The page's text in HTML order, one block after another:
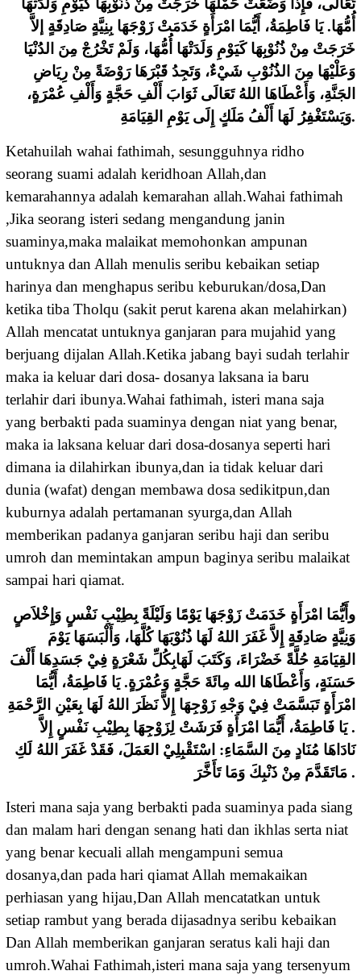
ﺗَﻌَﺎﻟَﻰ، ﻓَﺈِﺫَﺍ ﻭَﺿَﻌَﺖْ ﺣَﻤْﻠَﻬَﺎ ﺧَﺮَﺟَﺖْ ﻣِﻦْ ﺫُﻧُﻮْﺑِﻬَﺎ ﻛَﻴَﻮْﻡِ ﻭَﻟَﺪَﺗْﻬَﺎ
ﺃُﻣُّﻬَﺎ. ﻳَﺎ ﻓَﺎﻃِﻤَﺔُ، ﺃَﻳُّﻤَﺎ ﺍﻣْﺮَﺃَﺓٍ ﺧَﺪَﻣَﺖْ ﺯَﻭْﺟَﻬَﺎ ﺑِﻨِﻴَّﺔٍ ﺻَﺎﺩِﻗَﺔٍ ﺇﻻَّ
ﺧَﺮَﺟَﺖْ ﻣِﻦْ ﺫُﻧُﻮْﺑِﻬَﺎ ﻛَﻴَﻮْﻡِ ﻭَﻟَﺪَﺗْﻬَﺎ ﺃُﻣُّﻬَﺎ، ﻭَﻟَﻢْ ﺗَﺨْﺮُﺝْ ﻣِﻦَ ﺍﻟﺪُﻧْﻴَﺎ
ﻭَﻋَﻠْﻴْﻬَﺎ ﻣِﻦَ ﺍﻟﺬُﻧُﻮْﺏِ ﺷَﻲْﺀٌ، ﻭَﺗَﺠِﺪُ ﻗَﺒْﺮَﻫَﺎ ﺭَﻭْﺿَﺔً ﻣِﻦْ ﺭِﻳَﺎﺽِ
ﺍﻟﺠَﻨَّﺔِ، ﻭَﺃَﻋْﻄَﺎﻫَﺎ ﺍﻟﻠﻪُ ﺗَﻌَﺎﻟَﻰ ﺛَﻮَﺍﺏَ ﺃَﻟْﻒِ ﺣَﺠَّﺔٍ ﻭَﺃَﻟْﻒِ ﻋُﻤْﺮَﺓٍ،
ﻭَﻳَﺴْﺘَﻐْﻔِﺮُ ﻟَﻬَﺎ ﺃَﻟْﻒُ ﻣَﻠَﻚٍ ﺇِﻟَﻰ ﻳَﻮْﻡِ ﺍﻟﻘِﻴَﺎﻣَﺔِ.
Ketahuilah wahai fathimah, sesungguhnya ridho
seorang suami adalah keridhoan Allah,dan
kemarahannya adalah kemarahan allah.Wahai fathimah
,Jika seorang isteri sedang mengandung janin
suaminya,maka malaikat memohonkan ampunan
untuknya dan Allah menulis seribu kebaikan setiap
harinya dan menghapus seribu keburukan/dosa,Dan
ketika tiba Tholqu (sakit perut karena akan melahirkan)
Allah mencatat untuknya ganjaran para mujahid yang
berjuang dijalan Allah.Ketika jabang bayi sudah terlahir
maka ia keluar dari dosa- dosanya laksana ia baru
terlahir dari ibunya.Wahai fathimah, isteri mana saja
yang berbakti pada suaminya dengan niat yang benar,
maka ia laksana keluar dari dosa-dosanya seperti hari
dimana ia dilahirkan ibunya,dan ia tidak keluar dari
dunia (wafat) dengan membawa dosa sedikitpun,dan
kuburnya adalah pertamanan syurga,dan Allah
memberikan padanya ganjaran seribu haji dan seribu
umroh dan memintakan ampun baginya seribu malaikat
sampai hari qiamat.
ﻭﺃَﻳُّﻤَﺎ ﺍﻣْﺮَﺃَﺓٍ ﺧَﺪَﻣَﺖْ ﺯَﻭْﺟَﻬَﺎ ﻳَﻮْﻣًﺎ ﻭَﻟَﻴْﻠَﺔً ﺑِﻄِﻴْﺐِ ﻧَﻔْﺲٍ ﻭَﺇِﺧْﻼَﺹٍ
ﻭَﻧِﻴَّﺔٍ ﺻَﺎﺩِﻗَﺔٍ ﺇِﻻَّ ﻏَﻔَﺮَ ﺍﻟﻠﻪُ ﻟَﻬَﺎ ﺫُﻧُﻮْﺑَﻬَﺎ ﻛُﻠَّﻬَﺎ، ﻭَﺃَﻟْﺒَﺴَﻬَﺎ ﻳَﻮْﻡَ
ﺍﻟﻘِﻴَﺎﻣَﺔِ ﺣُﻠَّﺔً ﺧَﻀْﺮَﺍﺀَ، ﻭَﻛَﺘَﺐَ ﻟَﻬَﺎﺑِﻜُﻞِّ ﺷَﻌْﺮَﺓٍ ﻓِﻲْ ﺟَﺴَﺪِﻫَﺎ ﺃَﻟْﻒَ
ﺣَﺴَﻨَﺔٍ، ﻭَﺃَﻋْﻄَﺎﻫَﺎ ﺍﻟﻠﻪ ﻣِﺎﺋَﺔَ ﺣَﺠَّﺔٍ ﻭَﻋُﻤْﺮَﺓٍ. ﻳَﺎ ﻓَﺎﻃِﻤَﺔُ، ﺃَﻳُّﻤَﺎ
ﺍﻣْﺮَﺃَﺓٍ ﺗَﺒَﺴَّﻤَﺖْ ﻓِﻲْ ﻭَﺟْﻪِ ﺯَﻭْﺟِﻬَﺎ ﺇِﻻَّ ﻧَﻈَﺮَ ﺍﻟﻠﻪُ ﻟَﻬَﺎ ﺑِﻌَﻴْﻦِ ﺍﻟﺮَّﺣْﻤَﺔِ
. ﻳَﺎ ﻓَﺎﻃِﻤَﺔُ، ﺃَﻳُّﻤَﺎ ﺍﻣْﺮَﺃَﺓٍ ﻓَﺮَﺷَﺖْ ﻟِﺰَﻭْﺟِﻬَﺎ ﺑِﻄِﻴْﺐِ ﻧَﻔْﺲٍ ﺇِﻻَّ
ﻧَﺎﺩَﺍﻫَﺎ ﻣُﻨَﺎﺩٍ ﻣِﻦَ ﺍﻟﺴَّﻤَﺎﺀِ: ﺍﺳْﺘَﻘْﺒِﻠِﻲْ ﺍﻟﻌَﻤَﻞَ، ﻓَﻘَﺪْ ﻏَﻔَﺮَ ﺍﻟﻠﻪُ ﻟَﻚِ
ﻣَﺎﺗَﻘَﺪَّﻡَ ﻣِﻦْ ﺫَﻧْﺒِﻚَ ﻭَﻣَﺎ ﺗَﺄَﺧَّﺮَ .
Isteri mana saja yang berbakti pada suaminya pada siang
dan malam hari dengan senang hati dan ikhlas serta niat
yang benar kecuali allah mengampuni semua
dosanya,dan pada hari qiamat Allah memakaikan
perhiasan yang hijau,Dan Allah mencatatkan untuk
setiap rambut yang berada dijasadnya seribu kebaikan
Dan Allah memberikan ganjaran seratus kali haji dan
umroh.Wahai Fathimah,isteri mana saja yang tersenyum